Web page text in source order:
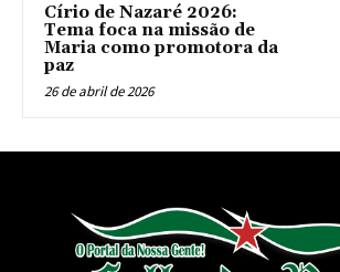
Círio de Nazaré 2026:
Tema foca na missão de
Maria como promotora da
paz
26 de abril de 2026